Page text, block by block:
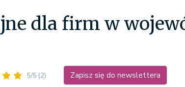
dla firm w
5/5 (2) Zapisz się do newslettera